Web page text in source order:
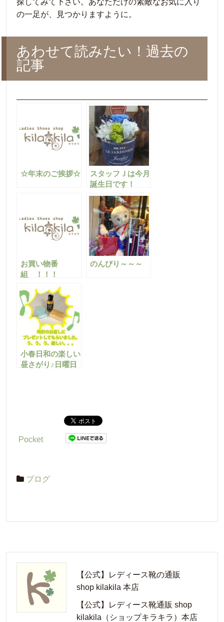
の一足が、見つかりますように。
あわせて読みたい！過去の
記事
☆年末のご挨拶☆
スタッフＪは今月
誕生日です！
お買い物番
組 ！！！
のんびり～～～
小春日和の楽しい
昼さがり♪日曜日
Pocket
ブログ
【公式】レディース靴の通販
shop kilakila 本店
【公式】レディース靴通販 shop
kilakila（ショップキラキラ）本店